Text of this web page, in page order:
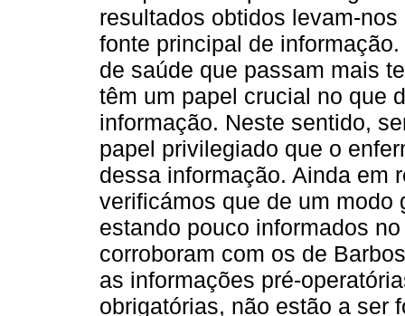
resultados obtidos levam-
fonte principal de
de saúde que passam mais
têm um papel crucial no que
informação. Neste sentido,
papel privilegiado que o
dessa informação. Ainda em
verificámos que de um
estando pouco informados
corroboram com os de
as informações pré-
obrigatórias, não estão a ser